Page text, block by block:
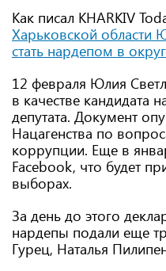
Как писал KHARKIV
Харьковской области
стать нардепом в
12 февраля Юлия
в качестве кандидата
депутата. Документ
Нацагенства по
коррупции. Еще в
Facebook, что будет
выборах.
За день до этого
нардепы подали еще
Гурец, Наталья